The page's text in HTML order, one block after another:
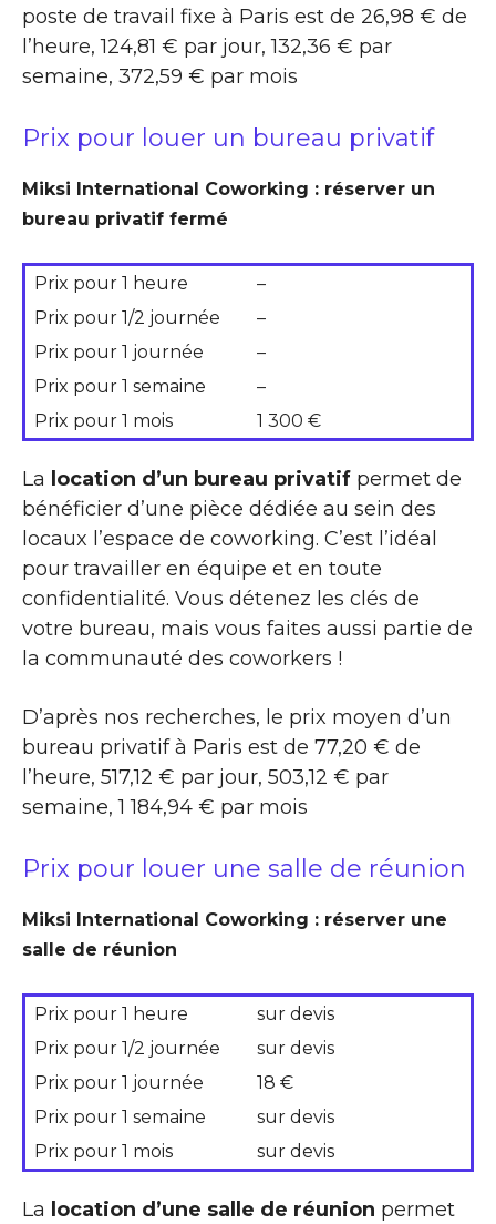
poste de travail fixe à Paris est de 26,98 € de
l’heure, 124,81 € par jour, 132,36 € par
semaine, 372,59 € par mois
Prix pour louer un bureau privatif
Miksi International Coworking : réserver un
bureau privatif fermé
Prix pour 1 heure
–
Prix pour 1/2 journée
–
Prix pour 1 journée
–
Prix pour 1 semaine
–
Prix pour 1 mois
1 300 €
La location d’un bureau privatif permet de
bénéficier d’une pièce dédiée au sein des
locaux l’espace de coworking. C’est l’idéal
pour travailler en équipe et en toute
confidentialité. Vous détenez les clés de
votre bureau, mais vous faites aussi partie de
la communauté des coworkers !
D’après nos recherches, le prix moyen d’un
bureau privatif à Paris est de 77,20 € de
l’heure, 517,12 € par jour, 503,12 € par
semaine, 1 184,94 € par mois
Prix pour louer une salle de réunion
Miksi International Coworking : réserver une
salle de réunion
Prix pour 1 heure
sur devis
Prix pour 1/2 journée
sur devis
Prix pour 1 journée
18 €
Prix pour 1 semaine
sur devis
Prix pour 1 mois
sur devis
La location d’une salle de réunion permet